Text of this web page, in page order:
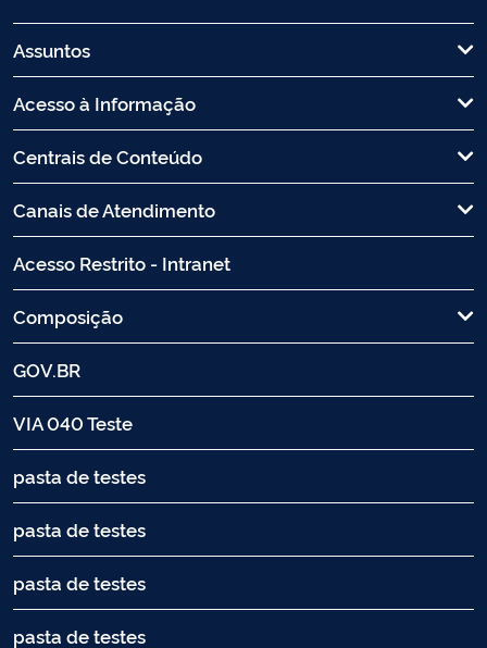
Assuntos
Acesso à Informação
Centrais de Conteúdo
Canais de Atendimento
Acesso Restrito - Intranet
Composição
GOV.BR
VIA 040 Teste
pasta de testes
pasta de testes
pasta de testes
pasta de testes